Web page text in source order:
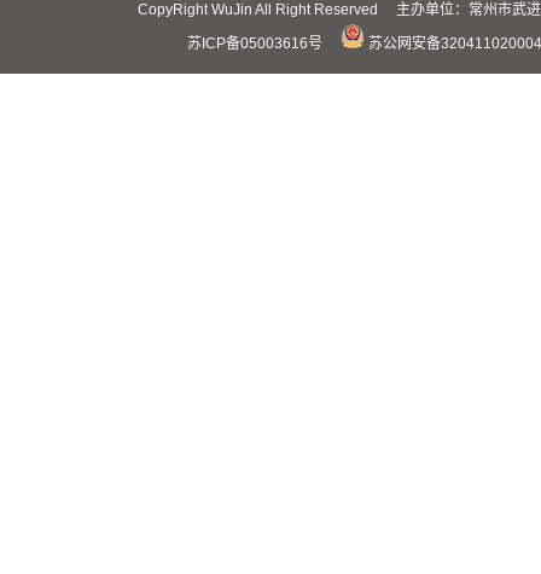
CopyRight WuJin All Right Reserved 主办单位：常州市
苏ICP备05003616号
苏公网安备